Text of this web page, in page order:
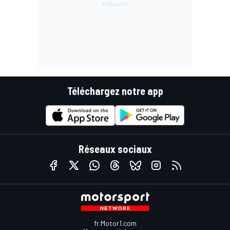
Téléchargez notre app
Réseaux sociaux
fr.Motor1.com